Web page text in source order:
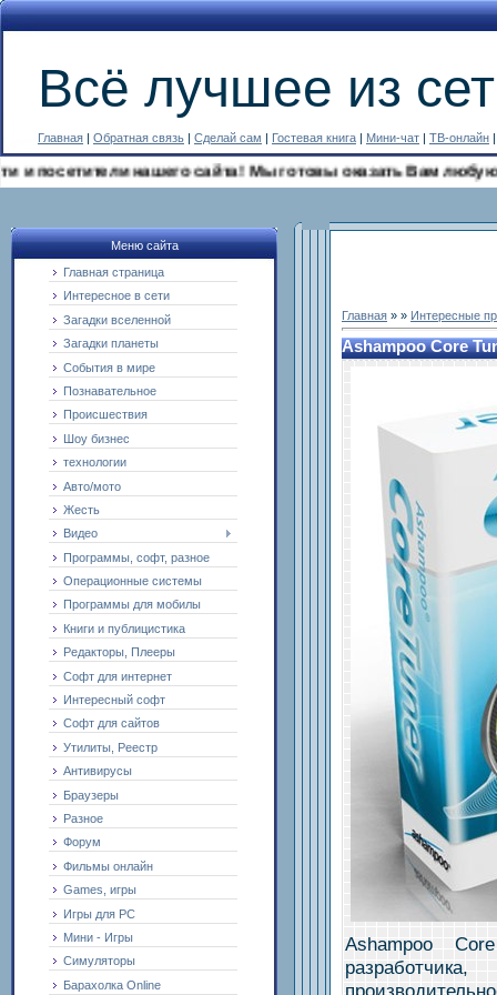
Всё лучшее из
Главная | Обратная связь | Сделай сам | Гостевая книга | Мини-чат | ТВ-онлайн
нашего сайта! Мы готовы оказать Вам любую
Меню сайта
Главная страница
Интересное в сети
Загадки вселенной
Загадки планеты
События в мире
Познавательное
Происшествия
Шоу бизнес
технологии
Авто/мото
Жесть
Видео
Программы, софт, разное
Операционные системы
Программы для мобилы
Книги и публицистика
Редакторы, Плееры
Софт для интернет
Интересный софт
Софт для сайтов
Утилиты, Реестр
Антивирусы
Браузеры
Разное
Форум
Фильмы онлайн
Games, игры
Игры для PC
Мини - Игры
Симуляторы
Барахолка Online
Главная » » Интересные
Ashampoo Core
Ashampoo